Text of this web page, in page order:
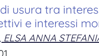
usura tra
e interessi
ELSA ANNA